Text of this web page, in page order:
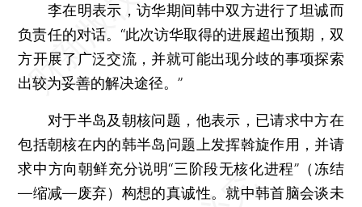
李在明表示，访华期间韩中双方进行了坦诚而
负责任的对话。“此次访华取得的进展超出预期，双
方开展了广泛交流，并就可能出现分歧的事项探索
出较为妥善的解决途径。”
对于半岛及朝核问题，他表示，已请求中方在
包括朝核在内的韩半岛问题上发挥斡旋作用，并请
求中方向朝鲜充分说明“三阶段无核化进程”（冻结
—缩减—废弃）构想的真诚性。就中韩首脑会谈未